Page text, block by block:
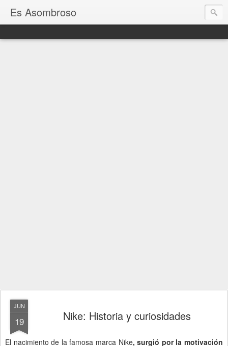
Es Asombroso
JUN
19 Nike: Historia y curiosidades
El nacimiento de la famosa marca Nike, surgió por la motivación